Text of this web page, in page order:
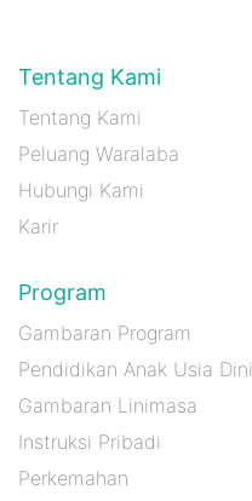
Tentang Kami
Tentang Kami
Peluang Waralaba
Hubungi Kami
Karir
Program
Gambaran Program
Pendidikan Anak Usia Dini
Gambaran Linimasa
Instruksi Pribadi
Perkemahan